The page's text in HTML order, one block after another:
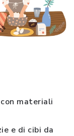
materiali
e di cibi da